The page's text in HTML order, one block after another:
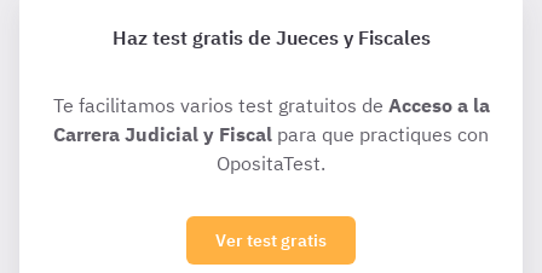
Haz test gratis de Jueces y Fiscales
Te facilitamos varios test gratuitos de Acceso a la
Carrera Judicial y Fiscal para que practiques con
OpositaTest.
Ver test gratis